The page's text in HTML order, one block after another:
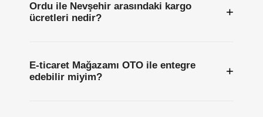
Ordu ile Nevşehir arasındaki kargo
ücretleri nedir?
+
E-ticaret Mağazamı OTO ile entegre
edebilir miyim?
+